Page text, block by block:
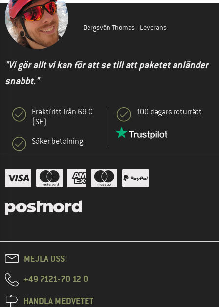
Bergsvän Thomas - Leverans
"Vi gör allt vi kan för att se till att paketet anländer
snabbt."
Fraktfritt från 69 €
(SE)
Säker betalning
100 dagars returrätt
MEJLA OSS!
+49 7121-70 12 0
HANDLA MEDVETET